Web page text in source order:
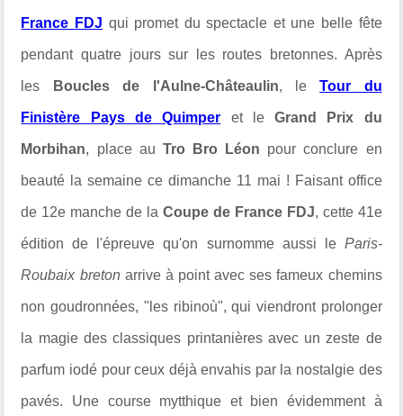
France FDJ qui promet du spectacle et une belle fête
pendant quatre jours sur les routes bretonnes. Après
les Boucles de l'Aulne-Châteaulin, leTour du
Finistère Pays de Quimper et leGrand Prix du
Morbihan, place au Tro Bro Léon pour conclure en
beauté la semaine ce dimanche 11 mai ! Faisant office
de 12e manche de la Coupe de France FDJ, cette 41e
édition de l'épreuve qu'on surnomme aussi le Paris-
Roubaix breton arrive à point avec ses fameux chemins
non goudronnées, "les ribinoù", qui viendront prolonger
la magie des classiques printanières avec un zeste de
parfum iodé pour ceux déjà envahis par la nostalgie des
pavés. Une course mytthique et bien évidemment à